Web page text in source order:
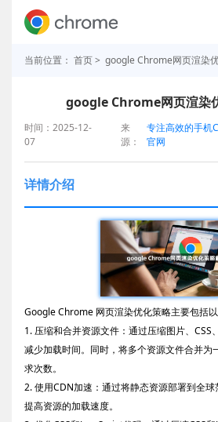
当前位置： 首页> google Chrome网页渲染
google Chrome网页渲染
时间：2025-12-
07
来
源：
专注高效的手机
官网
详情介绍
Google Chrome 网页渲染优化策略主要包括以
1. 压缩和合并资源文件：通过压缩图片、CSS
减少加载时间。同时，将多个资源文件合并为
求次数。
2. 使用CDN加速：通过将静态资源部署到全球
提高资源的加载速度。